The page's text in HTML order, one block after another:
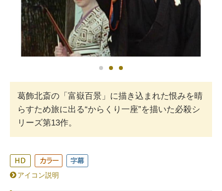
葛飾北斎の「富嶽百景」に描き込まれた恨みを晴
らすため旅に出る“からくり一座”を描いた必殺シ
リーズ第13作。
アイコン説明